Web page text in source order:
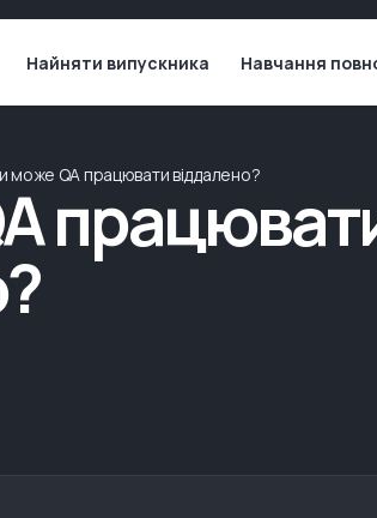
Найняти випускника Навчання
може QA працювати віддалено?